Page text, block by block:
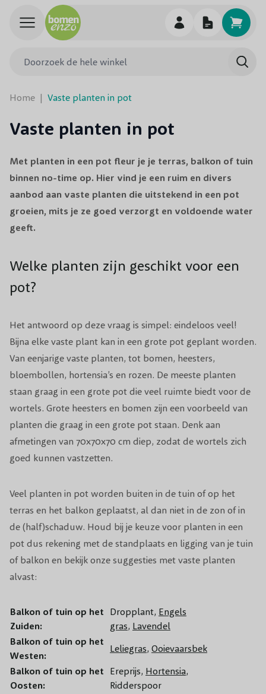
Ga naar de inhoud
Home | Vaste planten in pot
Vaste planten in pot
Met planten in een pot fleur je je terras, balkon of tuin
binnen no-time op. Hier vind je een ruim en divers
aanbod aan vaste planten die uitstekend in een pot
groeien, mits je ze goed verzorgt en voldoende water
geeft.
Welke planten zijn geschikt voor een
pot?
Het antwoord op deze vraag is simpel: eindeloos veel!
Bijna elke vaste plant kan in een grote pot geplant worden.
Van eenjarige vaste planten, tot bomen, heesters,
bloembollen, hortensia’s en rozen. De meeste planten
staan graag in een grote pot die veel ruimte biedt voor de
wortels. Grote heesters en bomen zijn een voorbeeld van
planten die graag in een grote pot staan. Denk aan
afmetingen van 70x70x70 cm diep, zodat de wortels zich
goed kunnen vastzetten.
Veel planten in pot worden buiten in de tuin of op het
terras en het balkon geplaatst, al dan niet in de zon of in
de (half)schaduw. Houd bij je keuze voor planten in een
pot dus rekening met de standplaats en ligging van je tuin
of balkon en bekijk onze suggesties met vaste planten
alvast:
Balkon of tuin op het
Zuiden:
Dropplant, Engels
gras, Lavendel
Balkon of tuin op het
Westen:
Leliegras, Ooievaarsbek
Balkon of tuin op het
Oosten:
Ereprijs, Hortensia,
Ridderspoor